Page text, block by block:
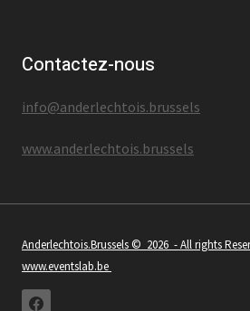
Contactez-nous
info@anderlechtois.brussels
www.anderlechtois.brussels
Anderlechtois.Brussels © 2026 - All rights
www.eventslab.be